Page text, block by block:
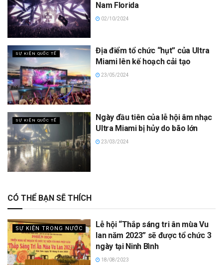
Nam Florida
02/10/2024
SỰ KIỆN QUỐC TẾ
Địa điểm tổ chức “hụt” của Ultra
Miami lên kế hoạch cải tạo
23/05/2024
SỰ KIỆN QUỐC TẾ
Ngày đầu tiên của lễ hội âm nhạc
Ultra Miami bị hủy do bão lớn
23/03/2024
CÓ THỂ BẠN SẼ THÍCH
SỰ KIỆN TRONG NƯỚC
Lễ hội “Thắp sáng tri ân mùa Vu
lan năm 2023” sẽ được tổ chức 3
ngày tại Ninh Bình
18/08/2023